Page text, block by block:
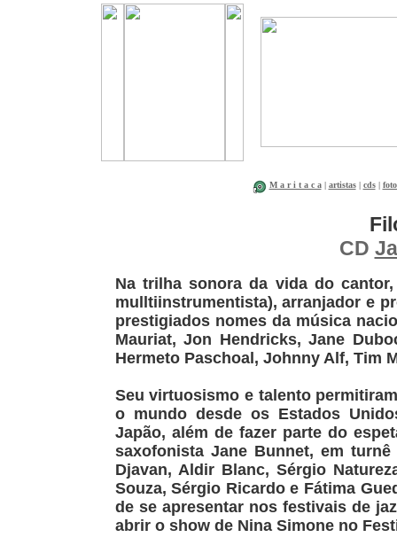
M a r i t a c a| artistas| cds|
CD
Na trilha sonora da vida do
mulltiinstrumentista), arranjador e
prestigiados nomes da música
Mauriat, Jon Hendricks, Jane
Hermeto Paschoal, Johnny Alf, Tim
Seu virtuosismo e talento
o mundo desde os Estados
Japão, além de fazer parte do
saxofonista Jane Bunnet, em
Djavan, Aldir Blanc, Sérgio
Souza, Sérgio Ricardo e Fátima
de se apresentar nos festivais de
abrir o show de Nina Simone no